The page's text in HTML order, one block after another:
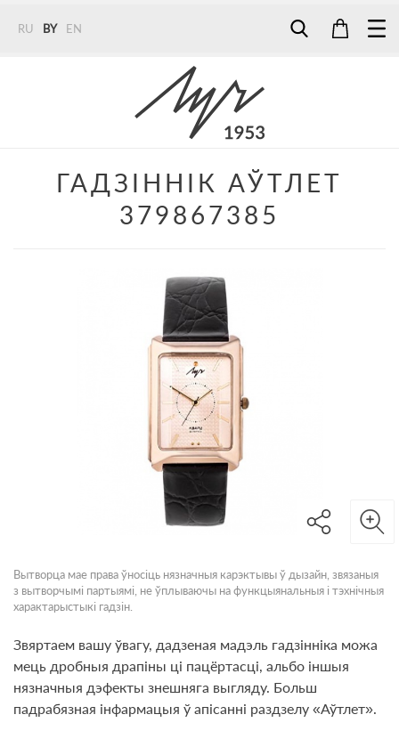
RU BY EN
+375 (29) 272 51 56
ГАДЗІННІК АЎТЛЕТ
379867385
Вытворца мае права ўносіць нязначныя карэктывы ў дызайн, звязаныя
з вытворчымі партыямі, не ўплываючы на функцыянальныя і тэхнічныя
характарыстыкі гадзін.
Звяртаем вашу ўвагу, дадзеная мадэль гадзінніка можа
мець дробныя драпіны ці пацёртасці, альбо іншыя
нязначныя дэфекты знешняга выгляду. Больш
падрабязная інфармацыя ў апісанні раздзелу «Аўтлет».